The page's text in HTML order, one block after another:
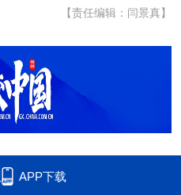
【责任编辑：闫景真】
APP下载